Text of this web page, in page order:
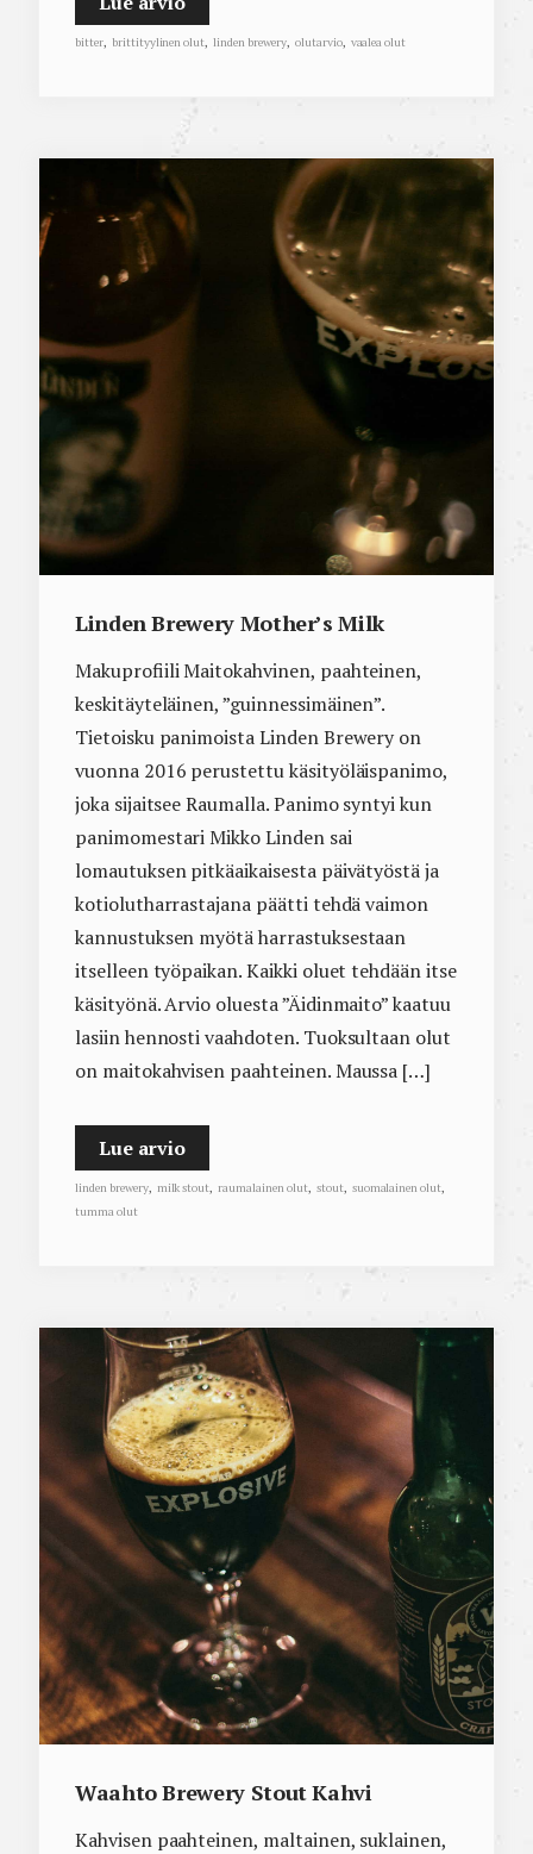
bitter, brittityylinen olut, linden brewery, olutarvio, vaalea olut
Linden Brewery Mother’s Milk
Makuprofiili Maitokahvinen, paahteinen,
keskitäyteläinen, ”guinnessimäinen”.
Tietoisku panimoista Linden Brewery on
vuonna 2016 perustettu käsityöläispanimo,
joka sijaitsee Raumalla. Panimo syntyi kun
panimomestari Mikko Linden sai
lomautuksen pitkäaikaisesta päivätyöstä ja
kotiolutharrastajana päätti tehdä vaimon
kannustuksen myötä harrastuksestaan
itselleen työpaikan. Kaikki oluet tehdään itse
käsityönä. Arvio oluesta ”Äidinmaito” kaatuu
lasiin hennosti vaahdoten. Tuoksultaan olut
on maitokahvisen paahteinen. Maussa […]
Lue arvio
linden brewery, milk stout, raumalainen olut, stout, suomalainen olut,
tumma olut
Waahto Brewery Stout Kahvi
Kahvisen paahteinen, maltainen, suklainen,